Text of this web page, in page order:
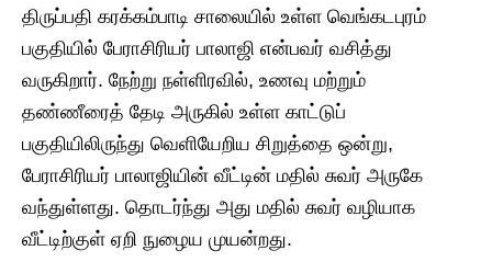
திருப்பதி கரக்கம்பாடி சாலையில் உள்ள வெங்கடபுரம்
பகுதியில் பேராசிரியர் பாலாஜி என்பவர் வசித்து
வருகிறார். நேற்று நள்ளிரவில், உணவு மற்றும்
தண்ணீரைத் தேடி அருகில் உள்ள காட்டுப்
பகுதியிலிருந்து வெளியேறிய சிறுத்தை ஒன்று,
பேராசிரியர் பாலாஜியின் வீட்டின் மதில் சுவர் அருகே
வந்துள்ளது. தொடர்ந்து அது மதில் சுவர் வழியாக
வீட்டிற்குள் ஏறி நுழைய முயன்றது.